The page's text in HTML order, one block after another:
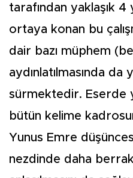
tarafından yaklaşık 4
ortaya konan bu
dair bazı müphem
aydınlatılmasında
sürmektedir. Eserde
bütün kelime
Yunus Emre
nezdinde daha